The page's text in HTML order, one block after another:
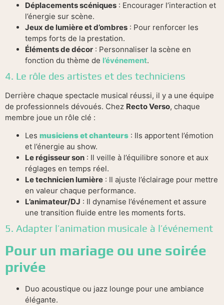
Déplacements scéniques : Encourager l’interaction et
l’énergie sur scène.
Jeux de lumière et d’ombres : Pour renforcer les
temps forts de la prestation.
Éléments de décor : Personnaliser la scène en
fonction du thème de l’événement.
4. Le rôle des artistes et des techniciens
Derrière chaque spectacle musical réussi, il y a une équipe
de professionnels dévoués. Chez Recto Verso, chaque
membre joue un rôle clé :
Les musiciens et chanteurs : Ils apportent l’émotion
et l’énergie au show.
Le régisseur son : Il veille à l’équilibre sonore et aux
réglages en temps réel.
Le technicien lumière : Il ajuste l’éclairage pour mettre
en valeur chaque performance.
L’animateur/DJ : Il dynamise l’événement et assure
une transition fluide entre les moments forts.
5. Adapter l’animation musicale à l’événement
Pour un mariage ou une soirée
privée
Duo acoustique ou jazz lounge pour une ambiance
élégante.